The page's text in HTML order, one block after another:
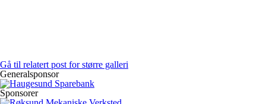
Gå til relatert post for større galleri
Generalsponsor
Sponsorer